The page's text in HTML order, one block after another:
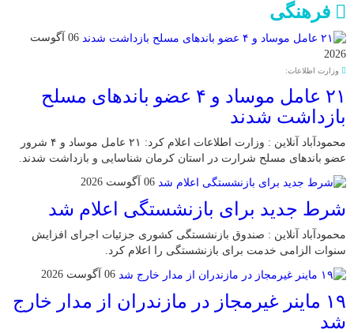
فرهنگی
06 آگوست
2026
وزارت اطلاعات:
۲۱ عامل موساد و ۴ عضو باند‌های مسلح
بازداشت شدند
محمودآباد آنلاین : وزارت اطلاعات اعلام کرد: ۲۱ عامل موساد و ۴ شرور
عضو باند‌های مسلح شرارت در استان کرمان شناسایی و بازداشت شدند.
06 آگوست 2026
شرط جدید برای بازنشستگی اعلام شد
محمودآباد آنلاین : صندوق بازنشستگی کشوری جزئیات اجرای افزایش
سنوات الزامی خدمت برای بازنشستگی را اعلام کرد.
06 آگوست 2026
۱۹ ماینر غیرمجاز در مازندران از مدار خارج
شد